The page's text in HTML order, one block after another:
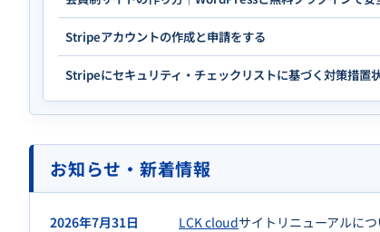
Stripeアカウントの作成と申請をする
Stripeにセキュリティ・チェックリストに基づく対策措置
お知らせ・新着情報
2026年7月31日 LCK cloudサイトリニューアルに